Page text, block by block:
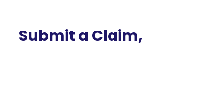
Submit a Claim,